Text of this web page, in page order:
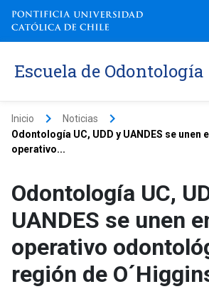
Escuela de Odontología
Inicio keyboard_arrow_right Noticias keyboard_arrow_right
Odontología UC, UDD y UANDES se unen
operativo...
Odontología UC,
UANDES se unen
operativo
región de